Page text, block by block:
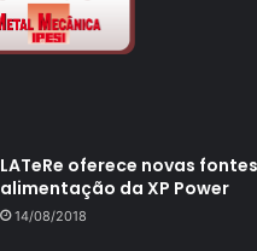
LATeRe oferece novas
alimentação da XP Power
14/08/2018